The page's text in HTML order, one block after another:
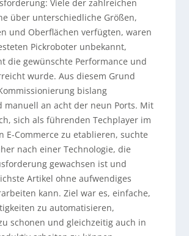
Viele der zahlreichen
über unterschiedliche Größen,
und Oberflächen verfügten, waren
Pickroboter unbekannt,
die gewünschte Performance und
wurde. Aus diesem Grund
bislang
manuell an acht der neun Ports. Mit
sich als führenden Techplayer im
E-Commerce zu etablieren, suchte
nach einer Technologie, die
gewachsen ist und
Artikel ohne aufwendiges
kann. Ziel war es, einfache,
zu automatisieren,
schonen und gleichzeitig auch in